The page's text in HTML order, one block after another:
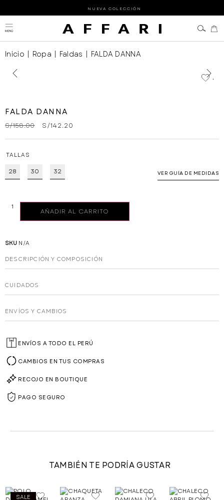
NUEVA COLECCIÓN
Inicio Ropa Faldas FALDA DANNA
.
FALDA DANNA
S/158.00 S/142.20
TALLAS
28 30 32 VER GUÍA DE MEDIDAS
AÑADIR AL CARRITO
SKU N/A
DESCRIPCIÓN Y COMPOSICIÓN
CUIDADOS
ENVÍOS Y CAMBIOS
ENVÍOS A TODO EL PERÚ
CAMBIOS EN TUS COMPRAS
RECOJO EN BOUTIQUE
PAGO SEGURO
TAMBIÉN TE PODRÍA GUSTAR
SALE